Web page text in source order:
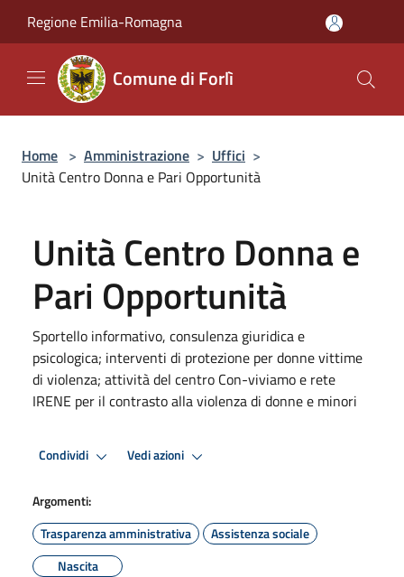
Regione Emilia-Romagna
Comune di Forlì
Home > Amministrazione > Uffici >
Unità Centro Donna e Pari Opportunità
Unità Centro Donna e
Pari Opportunità
Sportello informativo, consulenza giuridica e
psicologica; interventi di protezione per donne vittime
di violenza; attività del centro Con-viviamo e rete
IRENE per il contrasto alla violenza di donne e minori
Condividi Vedi azioni
Argomenti:
Trasparenza amministrativa
Assistenza sociale
Nascita